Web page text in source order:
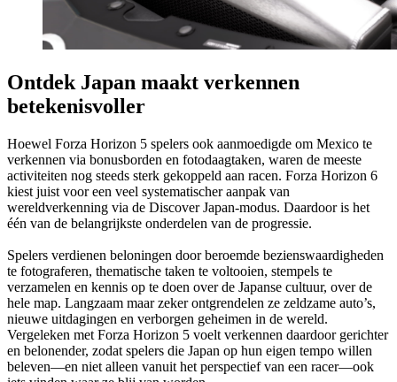
Ontdek Japan maakt verkennen
betekenisvoller
Hoewel Forza Horizon 5 spelers ook aanmoedigde om Mexico te
verkennen via bonusborden en fotodaagtaken, waren de meeste
activiteiten nog steeds sterk gekoppeld aan racen. Forza Horizon 6
kiest juist voor een veel systematischer aanpak van
wereldverkenning via de Discover Japan-modus. Daardoor is het
één van de belangrijkste onderdelen van de progressie.
Spelers verdienen beloningen door beroemde bezienswaardigheden
te fotograferen, thematische taken te voltooien, stempels te
verzamelen en kennis op te doen over de Japanse cultuur, over de
hele map. Langzaam maar zeker ontgrendelen ze zeldzame auto’s,
nieuwe uitdagingen en verborgen geheimen in de wereld.
Vergeleken met Forza Horizon 5 voelt verkennen daardoor gerichter
en belonender, zodat spelers die Japan op hun eigen tempo willen
beleven—en niet alleen vanuit het perspectief van een racer—ook